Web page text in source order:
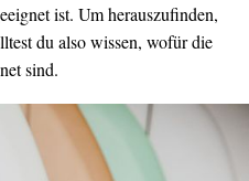
ist. Um herauszufinden,
du also wissen, wofür die
sind.